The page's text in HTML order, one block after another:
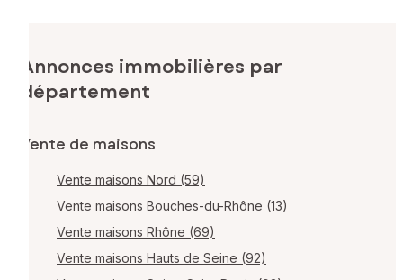
Annonces immobilières par
département
Vente de maisons
Vente maisons Nord (59)
Vente maisons Bouches-du-Rhône (13)
Vente maisons Rhône (69)
Vente maisons Hauts de Seine (92)